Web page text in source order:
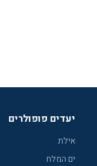
יעדים פופולרים
אילת
ים המלח